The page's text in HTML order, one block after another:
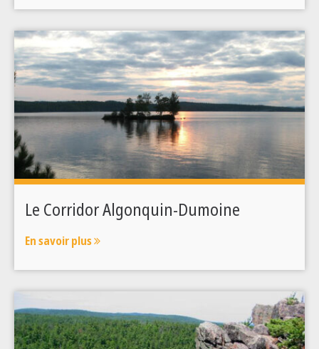
Le Corridor Algonquin-Dumoine
En savoir plus